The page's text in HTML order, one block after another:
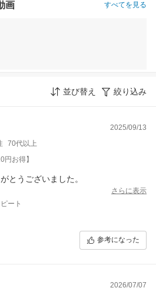
画 すべてを見る
並び替え 絞り込み
2025/09/13
70代以上
お得】
とうございました。
さらに表示
ート
参考になった
2026/07/07